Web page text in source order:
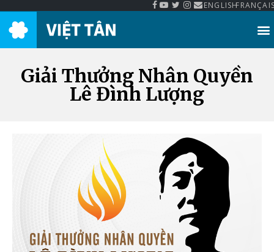
ENGLISH
Giải Thưởng Nhân Quyền
Lê Đình Lượng